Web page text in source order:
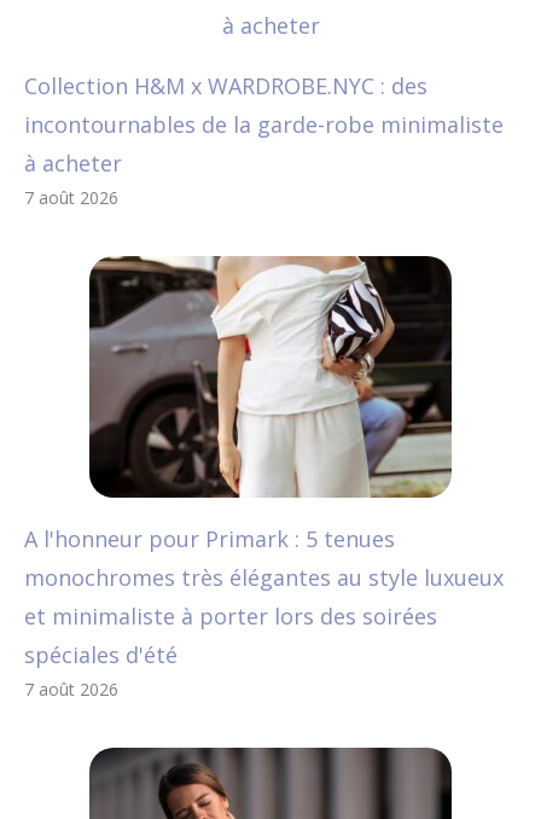
Collection H&M x WARDROBE.NYC : des
incontournables de la garde-robe minimaliste
à acheter
7 août 2026
A l'honneur pour Primark : 5 tenues
monochromes très élégantes au style luxueux
et minimaliste à porter lors des soirées
spéciales d'été
7 août 2026